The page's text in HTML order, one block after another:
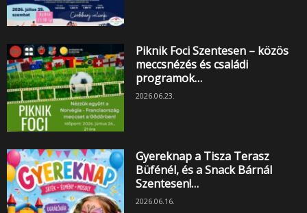
Piknik Foci Szentesen – közös
meccsnézés és családi
programok…
2026.06.23.
Gyereknap a Tisza Terasz
Büfénél, és a Snack Bárnál
Szentesen!…
2026.06.16.